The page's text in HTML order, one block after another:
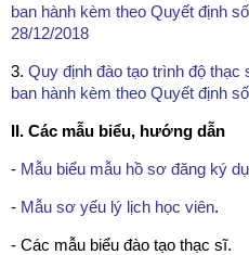
ban hành kèm theo Quyết định
28/12/2018
3. Quy định đào tạo trình độ
ban hành kèm theo Quyết định
II. Các mẫu biểu, hướng dẫn
- Mẫu biểu mẫu hồ sơ đăng ký
- Mẫu sơ yếu lý lịch học viên.
- Các mẫu biểu đào tạo thạc sĩ.